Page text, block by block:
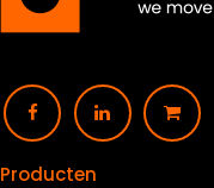
Producten